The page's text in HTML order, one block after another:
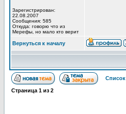
Зарегистрирован:
22.08.2007
Сообщения: 585
Откуда: говорю что из
Мерефы, но мало кто верит
Вернуться к началу
Страница 1 из 2